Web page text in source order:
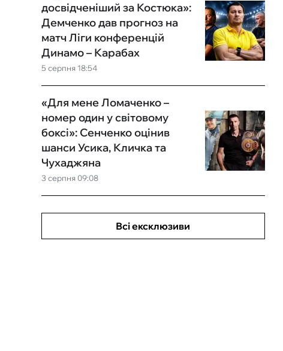
5 серпня 18:54
досвідченіший за Костюка»:
Демченко дав прогноз на
матч Ліги конференцій
Динамо – Карабах
3 серпня 09:08
«Для мене Ломаченко –
номер один у світовому
боксі»: Сенченко оцінив
шанси Усика, Кличка та
Чухаджяна
Всі ексклюзиви